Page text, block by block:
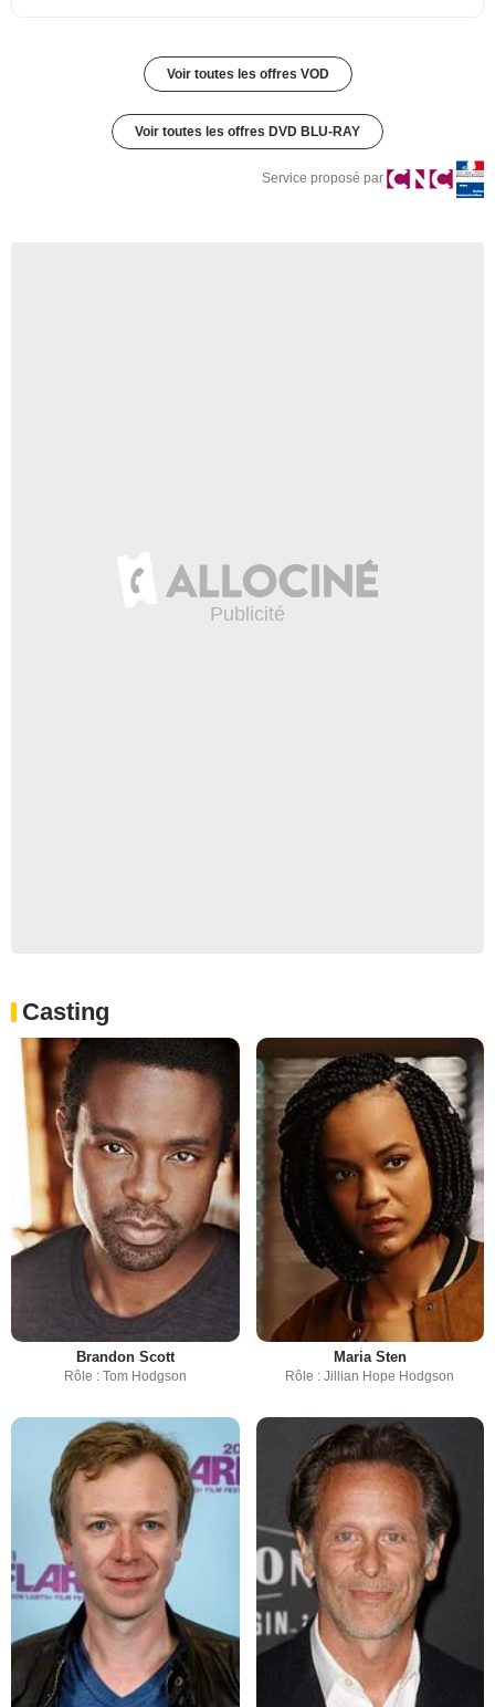
Voir toutes les offres VOD
Voir toutes les offres DVD BLU-RAY
Service proposé par
Casting
Brandon Scott
Rôle : Tom Hodgson
Maria Sten
Rôle : Jillian Hope Hodgson